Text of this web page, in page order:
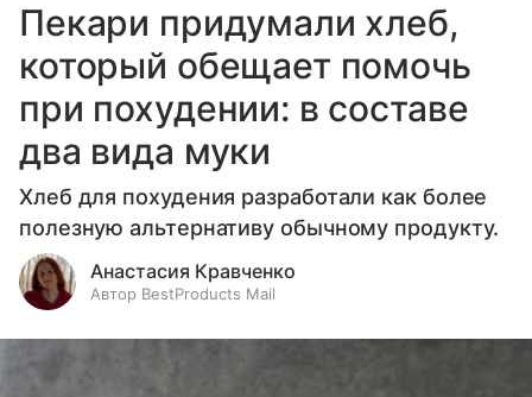
Пекари придумали хлеб,
который обещает помочь
при похудении: в составе
два вида муки
Хлеб для похудения разработали как более
полезную альтернативу обычному продукту.
Анастасия Кравченко
Автор BestProducts Mail